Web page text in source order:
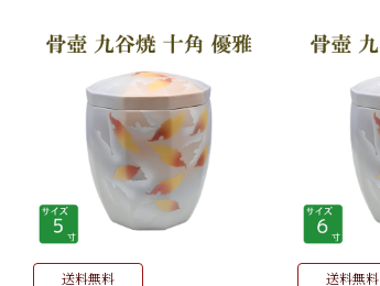
送料無料 送料無料